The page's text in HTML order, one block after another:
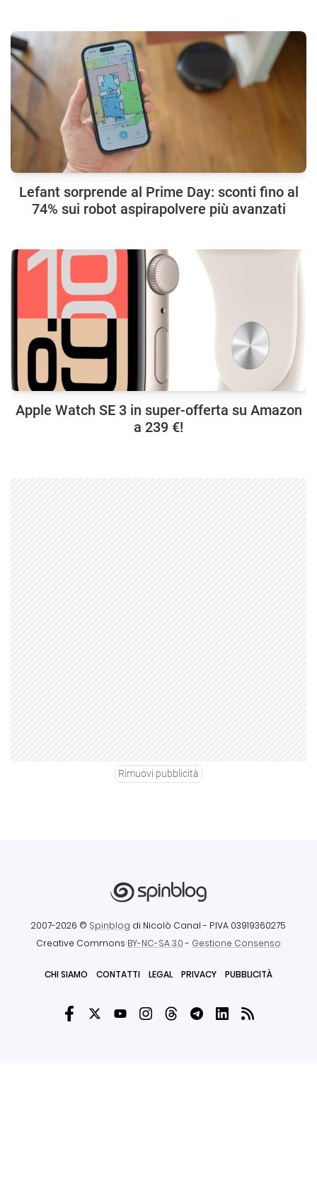
Lefant sorprende al Prime Day: sconti fino al
74% sui robot aspirapolvere più avanzati
Apple Watch SE 3 in super-offerta su Amazon
a 239 €!
Rimuovi pubblicità
2007-2026 © Spinblog di Nicolò Canal - P.IVA 03919360275
Creative Commons BY-NC-SA 3.0- Gestione Consenso
CHI SIAMO CONTATTI LEGAL PRIVACY PUBBLICITÀ